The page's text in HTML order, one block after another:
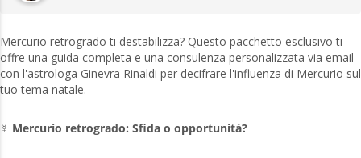
Mercurio retrogrado ti destabilizza? Questo pacchetto esclusivo ti
offre una guida completa e una consulenza personalizzata via email
con l'astrologa Ginevra Rinaldi per decifrare l'influenza di Mercurio sul
tuo tema natale.
☿️ Mercurio retrogrado: Sfida o opportunità?